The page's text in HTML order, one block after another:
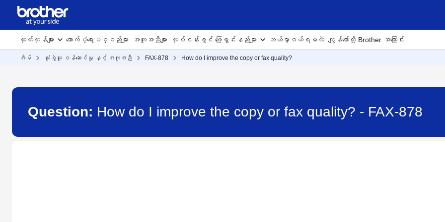
ထုတ်ကုန်များ ထောက်ပံ့ရေးပစ္စည်းများ အကူအညီများ လုပ်ငန်းခွင် ဖြေရှင်းနည်းများ ဘယ်မှာဝယ်ရမလဲ ကျွန်တော်တို့ Brother အကြောင်း
အိမ် သုံးစွဲသူ ဝန်ဆောင်မှု နှင့် အကူအညီ FAX-878 How do I improve the copy or fax quality?
Question: How do I improve the copy or fax quality? - FAX-878